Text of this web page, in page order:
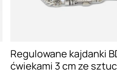
Regulowane kajdanki
ćwiekami 3 cm ze